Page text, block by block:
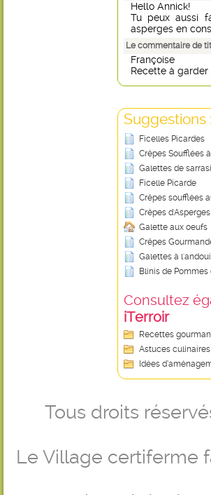
Hello Annick!
Tu peux aussi
asperges en
Le commentaire de
Françoise
Recette à
Suggestions
Ficelles Picardes
Crêpes Soufflées
Galettes de
Ficelle Picarde
Crêpes soufflées
Crêpes
Galette aux oeufs
Crêpes
Galettes à
Blinis de Pommes
Consultez
iTerroir
Recettes
Astuces culinaires
Idées
Tous droits
Le Village certiferme